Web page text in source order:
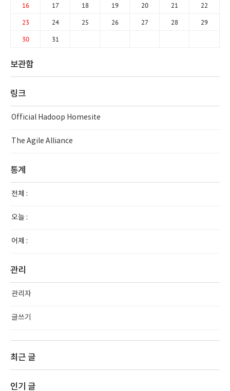
16 17 18 19 20 21 22
23 24 25 26 27 28 29
30 31
보관함
링크
Official Hadoop Homesite
The Agile Alliance
통계
전체 :
오늘 :
어제 :
관리
관리자
글쓰기
최근 글
인기 글